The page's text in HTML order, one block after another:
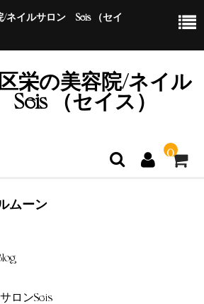
ネイルサロン Seis （セイ
栄の美容院/ネイル
（セイス）
0
く表示
ムーン
ロンSeis